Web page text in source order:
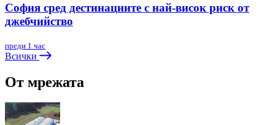
София сред дестинациите с най-висок риск от
джебчийство
преди 1 час
Всички
От мрежата